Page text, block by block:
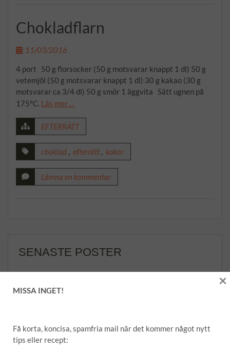
Chokladflarn
11/03/2016
4 port 50 g florsocker (50 g motsvarar knappt 1 dl) 50 g
vetemjöl (50 g motsvarar knappt 1 dl) 30 g kakao (30 g
motsvarar ca 3/4 dl) 50 g smör 1 äggvita Sätt ugnen på
175°C. Läs mer …
EFTERRÄTT
choklad , efterrätt , kakor
Lämna en kommentar
SENASTE POSTER
Bas för rub/grillkrydda
MISSA INGET!
Få korta, koncisa, spamfria mail när det kommer något nytt
tips eller recept:
×